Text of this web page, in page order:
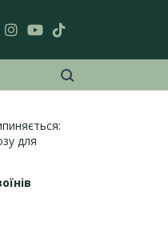
для